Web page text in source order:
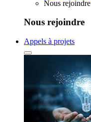
Nous rejoindre
Nous rejoindre
Appels à projets